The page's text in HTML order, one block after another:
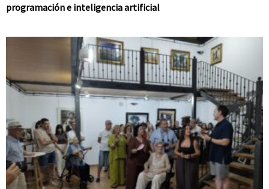
programación e inteligencia artificial